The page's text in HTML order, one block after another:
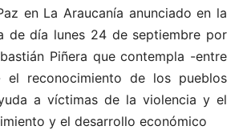
en La Araucanía anunciado en la
de día lunes 24 de septiembre por
Piñera que contempla -entre
el reconocimiento de los pueblos
a víctimas de la violencia y el
y el desarrollo económico